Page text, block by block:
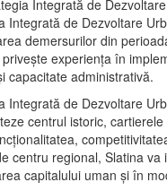
Integrată de Dezvoltare
demersurilor din
experienţa în
capacitate administrativă.
Integrată de Dezvoltare
centrul istoric,
centru regional, Slatina
capitalului uman şi în